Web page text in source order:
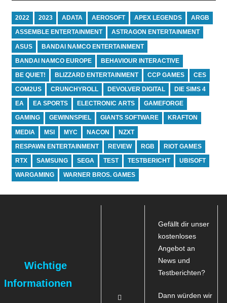
2022 2023 ADATA AEROSOFT APEX LEGENDS ARGB
ASSEMBLE ENTERTAINMENT ASTRAGON ENTERTAINMENT
ASUS BANDAI NAMCO ENTERTAINMENT
BANDAI NAMCO EUROPE BEHAVIOUR INTERACTIVE
BE QUIET! BLIZZARD ENTERTAINMENT CCP GAMES CES
COM2US CRUNCHYROLL DEVOLVER DIGITAL DIE SIMS 4
EA EA SPORTS ELECTRONIC ARTS GAMEFORGE
GAMING GEWINNSPIEL GIANTS SOFTWARE KRAFTON
MEDIA MSI MYC NACON NZXT
RESPAWN ENTERTAINMENT REVIEW RGB RIOT GAMES
RTX SAMSUNG SEGA TEST TESTBERICHT UBISOFT
WARGAMING WARNER BROS. GAMES
Wichtige
Informationen
Gefällt dir unser
kostenloses
Angebot an
News und
Testberichten?
Dann würden wir